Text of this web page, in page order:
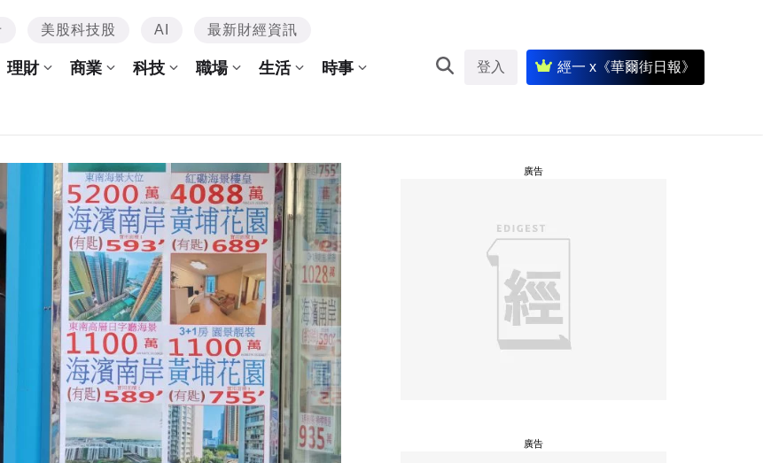
美股科技股 AI 最新財經資訊
理財 商業 科技 職場 生活 時事 登入 經一 x《華爾街日報》
廣告
廣告